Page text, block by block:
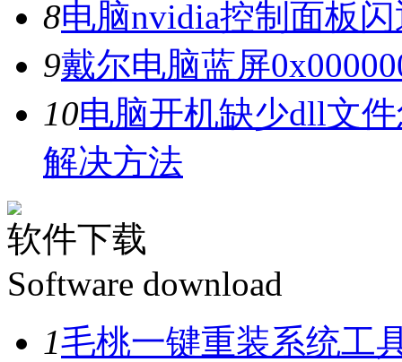
8电脑nvidia控制面板
9戴尔电脑蓝屏
10电脑开机缺少dll文
解决方法
软件下载
Software download
1毛桃一键重装系统工